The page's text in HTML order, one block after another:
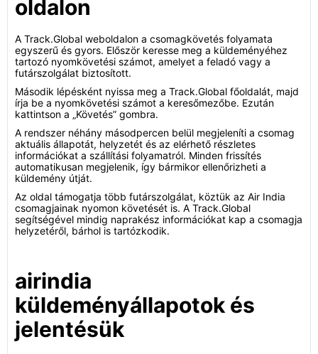
oldalon
A Track.Global weboldalon a csomagkövetés folyamata
egyszerű és gyors. Először keresse meg a küldeményéhez
tartozó nyomkövetési számot, amelyet a feladó vagy a
futárszolgálat biztosított.
Második lépésként nyissa meg a Track.Global főoldalát, majd
írja be a nyomkövetési számot a keresőmezőbe. Ezután
kattintson a „Követés” gombra.
A rendszer néhány másodpercen belül megjeleníti a csomag
aktuális állapotát, helyzetét és az elérhető részletes
információkat a szállítási folyamatról. Minden frissítés
automatikusan megjelenik, így bármikor ellenőrizheti a
küldemény útját.
Az oldal támogatja több futárszolgálat, köztük az Air India
csomagjainak nyomon követését is. A Track.Global
segítségével mindig naprakész információkat kap a csomagja
helyzetéről, bárhol is tartózkodik.
airindia
küldeményállapotok és
jelentésük